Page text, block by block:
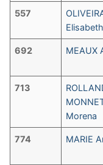
557
Elisabeth
692 MEAUX
713
Morena
774 MARIE